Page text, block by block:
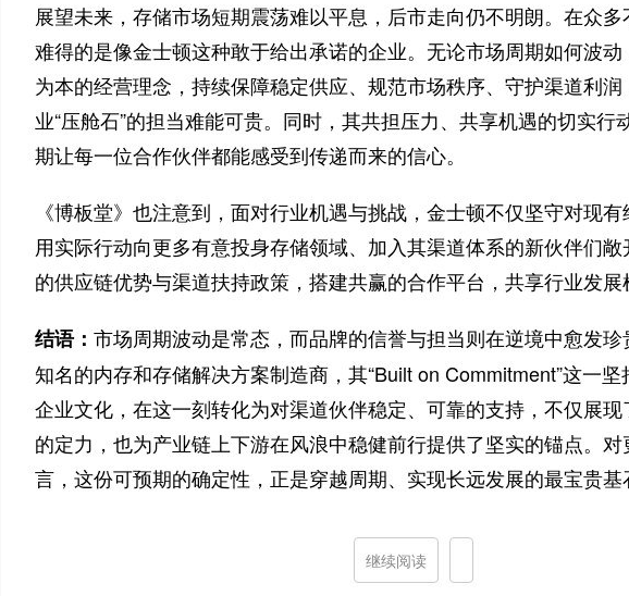
展望未来，存储市场短期震荡难以平息，后市走向仍不明朗。在众
难得的是像金士顿这种敢于给出承诺的企业。无论市场周期如何波
为本的经营理念，持续保障稳定供应、规范市场秩序、守护渠道利
业“压舱石”的担当难能可贵。同时，其共担压力、共享机遇的切实行
期让每一位合作伙伴都能感受到传递而来的信心。
《博板堂》也注意到，面对行业机遇与挑战，金士顿不仅坚守对现
用实际行动向更多有意投身存储领域、加入其渠道体系的新伙伴们
的供应链优势与渠道扶持政策，搭建共赢的合作平台，共享行业发展
结语： 市场周期波动是常态，而品牌的信誉与担当则在逆境中愈发
知名的内存和存储解决方案制造商，其“Built on Commitment”这一
企业文化，在这一刻转化为对渠道伙伴稳定、可靠的支持，不仅展
的定力，也为产业链上下游在风浪中稳健前行提供了坚实的锚点。
言，这份可预期的确定性，正是穿越周期、实现长远发展的最宝贵基
继续阅读